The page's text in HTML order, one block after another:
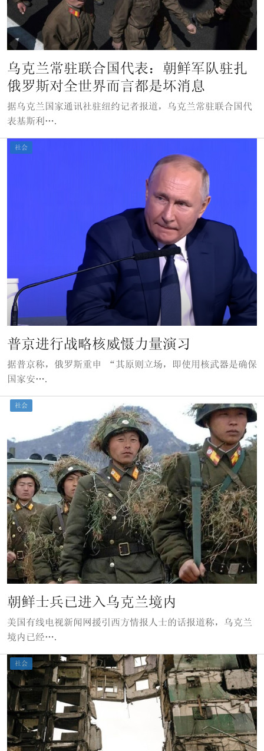
乌克兰常驻联合国代表：朝鲜军队驻扎
俄罗斯对全世界而言都是坏消息
据乌克兰国家通讯社驻纽约记者报道，乌克兰常驻联合国代
表基斯利….
社会
普京进行战略核威慑力量演习
据普京称，俄罗斯重申 “其原则立场，即使用核武器是确保
国家安….
社会
朝鲜士兵已进入乌克兰境内
美国有线电视新闻网援引西方情报人士的话报道称，乌克兰
境内已经….
社会